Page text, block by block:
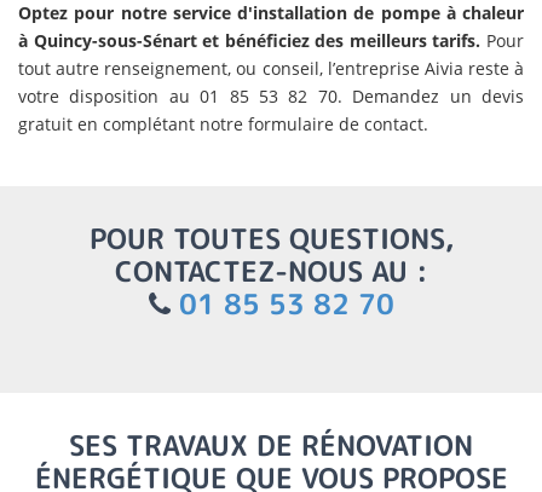
Optez pour notre service d'installation de pompe à chaleur
à Quincy-sous-Sénart et bénéficiez des meilleurs tarifs. Pour
tout autre renseignement, ou conseil, l’entreprise Aivia reste à
votre disposition au 01 85 53 82 70. Demandez un devis
gratuit en complétant notre formulaire de contact.
POUR TOUTES QUESTIONS,
CONTACTEZ-NOUS AU :
01 85 53 82 70
SES TRAVAUX DE RÉNOVATION
ÉNERGÉTIQUE QUE VOUS PROPOSE